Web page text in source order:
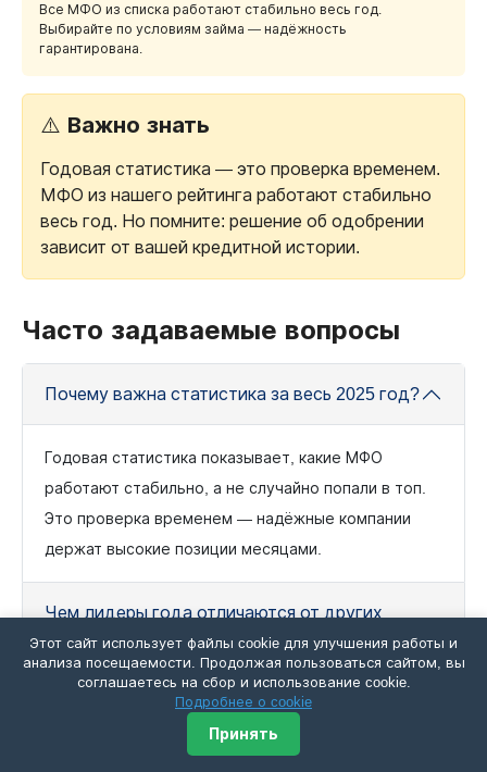
Все МФО из списка работают стабильно весь год.
Выбирайте по условиям займа — надёжность
гарантирована.
⚠️ Важно знать
Годовая статистика — это проверка временем.
МФО из нашего рейтинга работают стабильно
весь год. Но помните: решение об одобрении
зависит от вашей кредитной истории.
Часто задаваемые вопросы
Почему важна статистика за весь 2025 год?
Годовая статистика показывает, какие МФО
работают стабильно, а не случайно попали в топ.
Это проверка временем — надёжные компании
держат высокие позиции месяцами.
Чем лидеры года отличаются от других
МФО?
Актуальны ли эти данные для получения
Этот сайт использует файлы cookie для улучшения работы и
анализа посещаемости. Продолжая пользоваться сайтом, вы
соглашаетесь на сбор и использование cookie.
Подробнее о cookie
Принять